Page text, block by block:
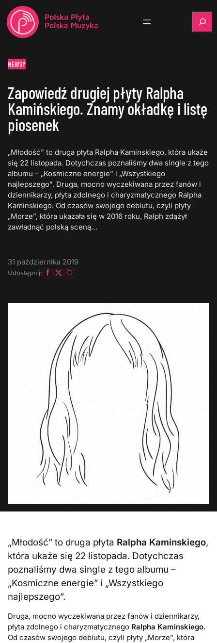
NEWSY
Zapowiedź drugiej płyty Ralpha
Kamińskiego. Znamy okładkę i listę
piosenek
„Młodość” to druga płyta Ralpha Kaminskiego, która ukaże
się 22 listopada. Dotychczas poznaliśmy dwa single z tego
albumu – „Kosmiczne energie” i „Wszystkiego
najlepszego”. Druga, mocno wyczekiwana przez fanów i
dziennikarzy, płyta zdolnego i charyzmatycznego Ralpha
Kaminskiego. Od czasów swojego debiutu, czyli płyty
„Morze”, która ukazała się w 2016 roku, Ralph zdążył
zawładnąć polską sceną…
31 października 2019
Udostępnij:
„Młodość” to druga płyta Ralpha Kaminskiego,
która ukaże się 22 listopada. Dotychczas
poznaliśmy dwa single z tego albumu –
„Kosmiczne energie” i „Wszystkiego
najlepszego”.
Druga, mocno wyczekiwana przez fanów i dziennikarzy,
płyta zdolnego i charyzmatycznego Ralpha Kaminskiego.
Od czasów swojego debiutu, czyli płyty „Morze”, która